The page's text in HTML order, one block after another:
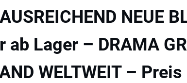
NEUE
ab Lager – DRAMA
WELTWEIT –